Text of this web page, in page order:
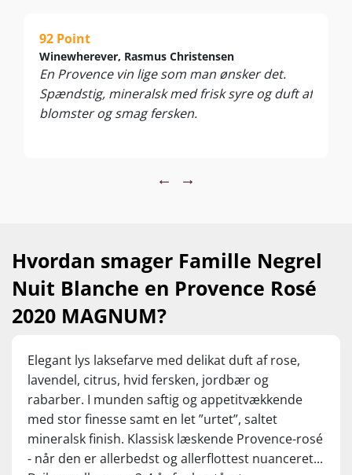
92 Point
Winewherever, Rasmus Christensen
En Provence vin lige som man ønsker det.
Spændstig, mineralsk med frisk syre og duft af
blomster og smag fersken.
← →
Hvordan smager Famille Negrel
Nuit Blanche en Provence Rosé
2020 MAGNUM?
Elegant lys laksefarve med delikat duft af rose,
lavendel, citrus, hvid fersken, jordbær og
rabarber. I munden saftig og appetitvækkende
med stor finesse samt en let ”urtet”, saltet
mineralsk finish. Klassisk læskende Provence-rosé
- når den er allerbedst og allerflottest nuanceret...